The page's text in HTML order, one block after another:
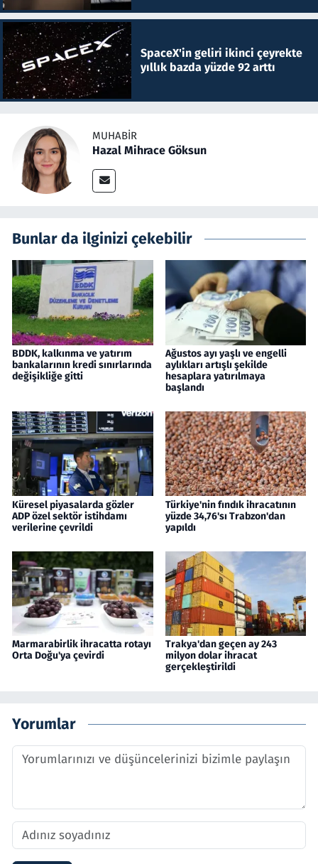
SpaceX'in geliri ikinci çeyrekte
yıllık bazda yüzde 92 arttı
MUHABIR
Hazal Mihrace Göksun
Bunlar da ilginizi çekebilir
BDDK, kalkınma ve yatırım
bankalarının kredi sınırlarında
değişikliğe gitti
Ağustos ayı yaşlı ve engelli
aylıkları artışlı şekilde
hesaplara yatırılmaya
başlandı
Küresel piyasalarda gözler
ADP özel sektör istihdamı
verilerine çevrildi
Türkiye'nin fındık ihracatının
yüzde 34,76'sı Trabzon'dan
yapıldı
Marmarabirlik ihracatta rotayı
Orta Doğu'ya çevirdi
Trakya'dan geçen ay 243
milyon dolar ihracat
gerçekleştirildi
Yorumlar